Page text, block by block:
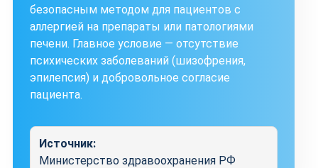
безопасным методом для пациентов с
аллергией на препараты или патологиями
печени. Главное условие — отсутствие
психических заболеваний (шизофрения,
эпилепсия) и добровольное согласие
пациента.
Источник:
Министерство здравоохранения РФ